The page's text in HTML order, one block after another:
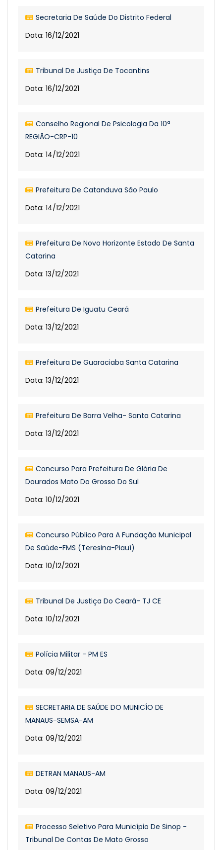
Secretaria De Saúde Do Distrito Federal
Data: 16/12/2021
Tribunal De Justiça De Tocantins
Data: 16/12/2021
Conselho Regional De Psicologia Da 10ª
REGIÃO-CRP-10
Data: 14/12/2021
Prefeitura De Catanduva São Paulo
Data: 14/12/2021
Prefeitura De Novo Horizonte Estado De Santa
Catarina
Data: 13/12/2021
Prefeitura De Iguatu Ceará
Data: 13/12/2021
Prefeitura De Guaraciaba Santa Catarina
Data: 13/12/2021
Prefeitura De Barra Velha- Santa Catarina
Data: 13/12/2021
Concurso Para Prefeitura De Glória De
Dourados Mato Do Grosso Do Sul
Data: 10/12/2021
Concurso Público Para A Fundação Municipal
De Saúde-FMS (Teresina-Piauí)
Data: 10/12/2021
Tribunal De Justiça Do Ceará- TJ CE
Data: 10/12/2021
Polícia Militar - PM ES
Data: 09/12/2021
SECRETARIA DE SAÚDE DO MUNICÍO DE
MANAUS-SEMSA-AM
Data: 09/12/2021
DETRAN MANAUS-AM
Data: 09/12/2021
Processo Seletivo Para Município De Sinop -
Tribunal De Contas De Mato Grosso